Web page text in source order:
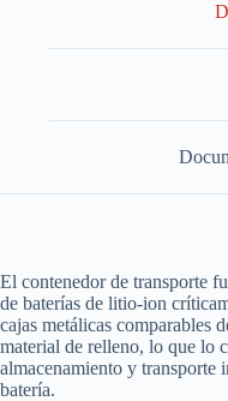
El contenedor de transporte
de baterías de litio-ion
cajas metálicas comparables
material de relleno, lo que lo
almacenamiento y transporte
batería.